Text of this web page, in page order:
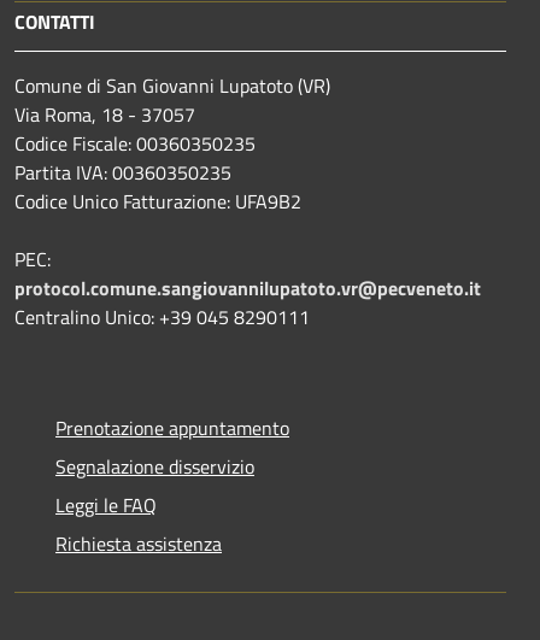
CONTATTI
Comune di San Giovanni Lupatoto (VR)
Via Roma, 18 - 37057
Codice Fiscale: 00360350235
Partita IVA: 00360350235
Codice Unico Fatturazione: UFA9B2
PEC:
protocol.comune.sangiovannilupatoto.vr@pecveneto.it
Centralino Unico: +39 045 8290111
Prenotazione appuntamento
Segnalazione disservizio
Leggi le FAQ
Richiesta assistenza